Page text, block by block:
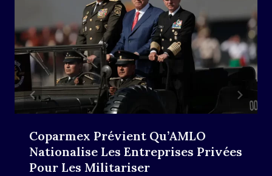
Coparmex Prévient Qu’AMLO
Nationalise Les Entreprises Privées
Pour Les Militariser